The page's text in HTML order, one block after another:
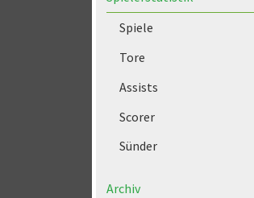
Spiele
Tore
Assists
Scorer
Sünder
Archiv